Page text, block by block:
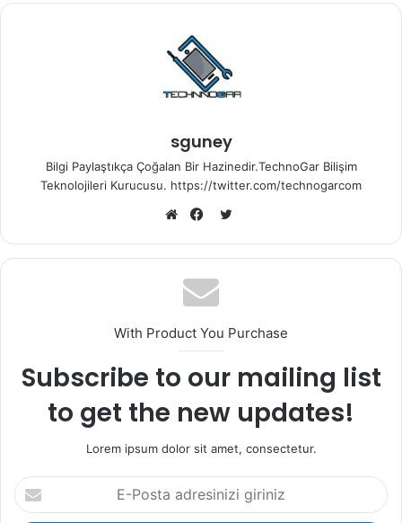
sguney
Bilgi Paylaştıkça Çoğalan Bir Hazinedir.TechnoGar Bilişim
Teknolojileri Kurucusu. https://twitter.com/technogarcom
sitesi
Twitter
With Product You Purchase
Subscribe to our mailing list
to get the new updates!
Lorem ipsum dolor sit amet, consectetur.
E-
Posta